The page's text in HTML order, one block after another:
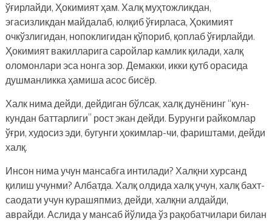
ўғирлайди, Ҳокимият ҳам. Халқ муҳтожликдан,
эгасизликдан майдалаб, юлқиб ўғирласа, Ҳокимият
очкўзлигидан, нопоклигидан қўпориб, қоплаб ўғирлайди.
Ҳокимият вакилларига саройлар камлик қилади, халқ
оломонлари эса нонга зор. Демакки, икки қутб орасида
душманликка ҳамиша асос бисёр.
Халк нима дейди, дейдиган бўлсак, халқ дунёнинг “кун-
кундан баттарлиги” рост экан дейди. Бурунги райкомлар
ўғри, худосиз эди, бугунги ҳокимлар-чи, фариштами, дейди
халқ.
Инсон нима учун мансабга интилади? Халқни хурсанд
қилиш учунми? Албатда. Халқ олдида халқ учун, халқ бахт-
саодати учун курашяпмиз, дейди, халқни алдайди,
аврайди. Аслида у мансаб йўлида ўз рақобатчилари билан